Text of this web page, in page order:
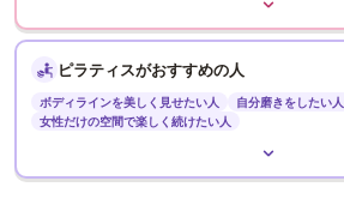
ピラティスがおすすめの人
ボディラインを美しく見せたい人
自分磨きをしたい人
女性だけの空間で楽しく続けたい人